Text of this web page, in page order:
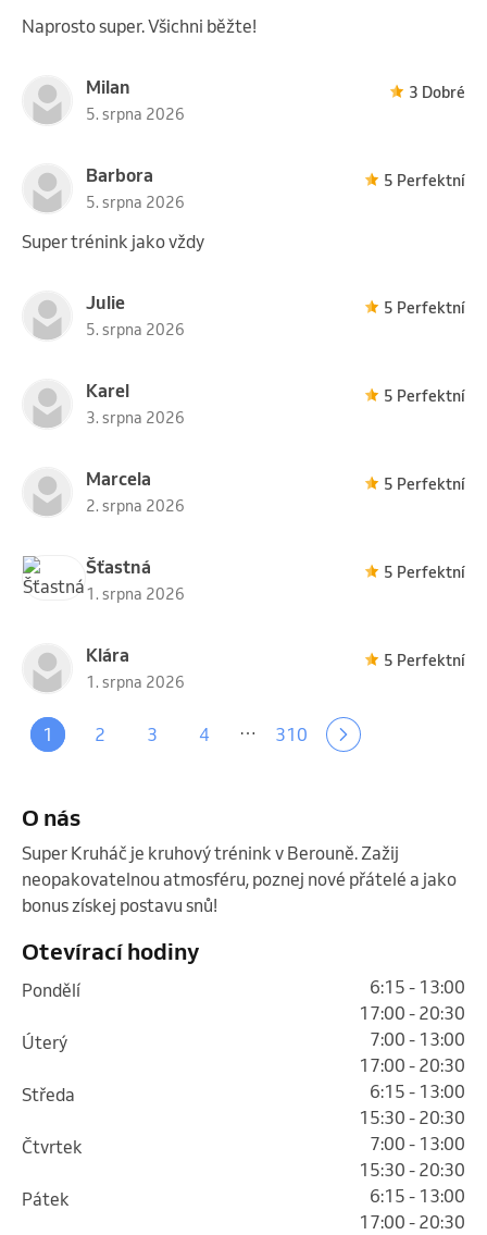
Naprosto super. Všichni běžte!
Milan
5. srpna 2026
3 Dobré
Barbora
5. srpna 2026
5 Perfektní
Super trénink jako vždy
Julie
5. srpna 2026
5 Perfektní
Karel
3. srpna 2026
5 Perfektní
Marcela
2. srpna 2026
5 Perfektní
Šťastná
1. srpna 2026
5 Perfektní
Klára
1. srpna 2026
5 Perfektní
1 2 3 4 … 310
O nás
Super Kruháč je kruhový trénink v Berouně. Zažij
neopakovatelnou atmosféru, poznej nové přátelé a jako
bonus získej postavu snů!
Otevírací hodiny
pondělí
6:15 - 13:00
17:00 - 20:30
úterý
7:00 - 13:00
17:00 - 20:30
středa
6:15 - 13:00
15:30 - 20:30
čtvrtek
7:00 - 13:00
15:30 - 20:30
pátek
6:15 - 13:00
17:00 - 20:30